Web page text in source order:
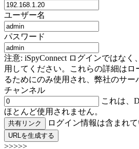
ユーザー名
パスワード
注意: iSpyConnect ログインではな
用してください。これらの詳細はロ
るためにのみ使用され、弊社のサー
チャンネル
これは、
ほとんど使用されません。
共有リンク ログイン情報は含まれ
URLを生成する
>>>>>